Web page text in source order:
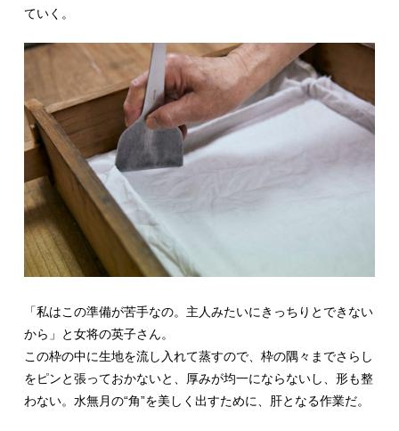
ていく。
「私はこの準備が苦手なの。主人みたいにきっちりとできない
から」と女将の英子さん。
この枠の中に生地を流し入れて蒸すので、枠の隅々までさらし
をピンと張っておかないと、厚みが均一にならないし、形も整
わない。水無月の“角”を美しく出すために、肝となる作業だ。